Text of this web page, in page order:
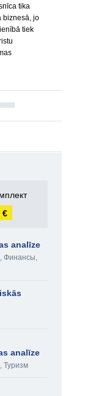
tika
biznesā, jo
tiek
€
analīze
, Финансы,
analīze
, Туризм